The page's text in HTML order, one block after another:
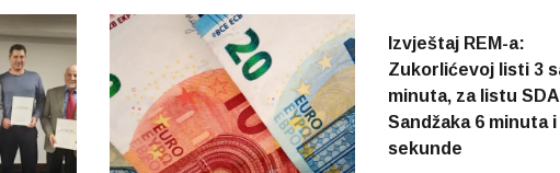
Izvještaj REM-a:
Zukorlićevoj listi 3
minuta, za listu SDA
Sandžaka 6 minuta i
sekunde